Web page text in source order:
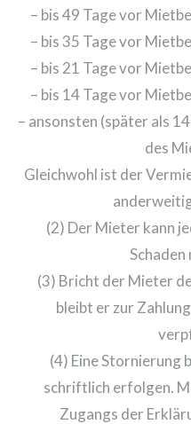
– bis 49 Tage vor
– bis 35 Tage vor
– bis 21 Tage vor
– bis 14 Tage vor
– ansonsten (später als
des
Gleichwohl ist der
(2) Der Mieter kann
Schaden
(3) Bricht der Mieter
bleibt er zur
(4) Eine Stornierung
schriftlich erfolgen.
Zugangs der